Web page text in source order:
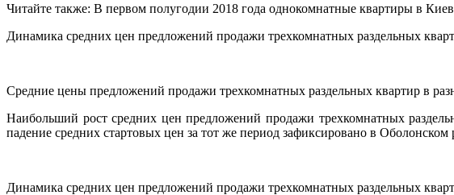
Читайте также: В первом полугодии 2018 года однокомнатные квартиры в
Динамика средних цен предложений продажи трехкомнатных раздельных
Средние цены предложений продажи трехкомнатных раздельных квартир в
Наибольший рост средних цен предложений продажи трехкомнатных
падение средних стартовых цен за тот же период зафиксировано в Оболонском
Динамика средних цен предложений продажи трехкомнатных раздельных